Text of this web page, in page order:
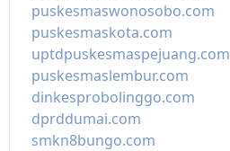
puskesmaswonosobo.com
puskesmaskota.com
uptdpuskesmaspejuang.com
puskesmaslembur.com
dinkesprobolinggo.com
dprddumai.com
smkn8bungo.com